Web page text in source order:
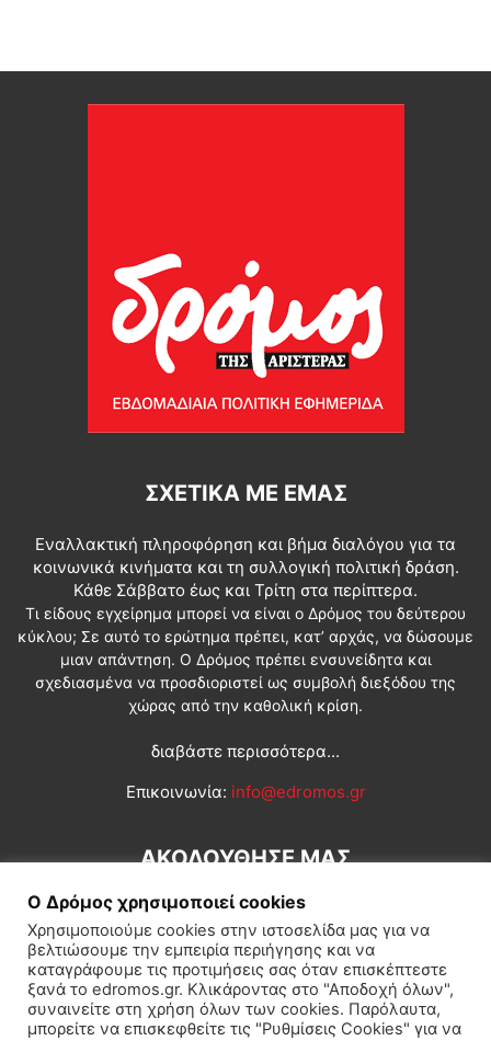
ΣΧΕΤΙΚΆ ΜΕ ΕΜΆΣ
Εναλλακτική πληροφόρηση και βήμα διαλόγου για τα
κοινωνικά κινήματα και τη συλλογική πολιτική δράση.
Κάθε Σάββατο έως και Τρίτη στα περίπτερα.
Τι είδους εγχείρημα μπορεί να είναι ο Δρόμος του δεύτερου
κύκλου; Σε αυτό το ερώτημα πρέπει, κατ’ αρχάς, να δώσουμε
μιαν απάντηση. Ο Δρόμος πρέπει ενσυνείδητα και
σχεδιασμένα να προσδιοριστεί ως συμβολή διεξόδου της
χώρας από την καθολική κρίση.
διαβάστε περισσότερα...
Επικοινωνία: info@edromos.gr
ΑΚΟΛΟΥΘΗΣΕ ΜΑΣ
Εγγραφή συνδρομητή Πολιτική Διεθνή Κοινωνία
Ο Δρόμος χρησιμοποιεί cookies
Χρησιμοποιούμε cookies στην ιστοσελίδα μας για να
βελτιώσουμε την εμπειρία περιήγησης και να
καταγράφουμε τις προτιμήσεις σας όταν επισκέπτεστε
ξανά το edromos.gr. Κλικάροντας στο "Αποδοχή όλων",
συναινείτε στη χρήση όλων των cookies. Παρόλαυτα,
μπορείτε να επισκεφθείτε τις "Ρυθμίσεις Cookies" για να